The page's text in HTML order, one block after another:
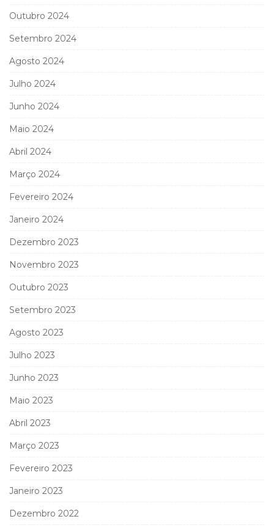
Outubro 2024
Setembro 2024
Agosto 2024
Julho 2024
Junho 2024
Maio 2024
Abril 2024
Março 2024
Fevereiro 2024
Janeiro 2024
Dezembro 2023
Novembro 2023
Outubro 2023
Setembro 2023
Agosto 2023
Julho 2023
Junho 2023
Maio 2023
Abril 2023
Março 2023
Fevereiro 2023
Janeiro 2023
Dezembro 2022